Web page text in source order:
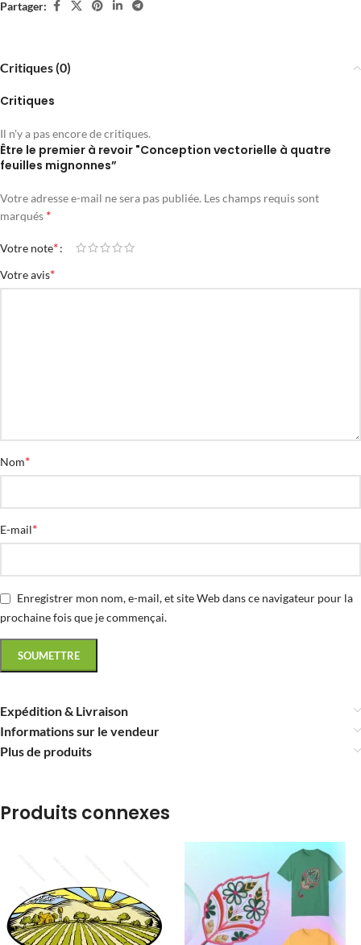
Partager:
Critiques (0)
Critiques
Il n'y a pas encore de critiques.
Être le premier à revoir "Conception vectorielle à quatre
feuilles mignonnes”
Votre adresse e-mail ne sera pas publiée. Les champs requis sont
marqués *
Votre note*
Votre avis*
Nom*
E-mail*
Enregistrer mon nom, e-mail, et site Web dans ce navigateur pour la
prochaine fois que je commençai.
Expédition & Livraison
Informations sur le vendeur
Plus de produits
Produits connexes